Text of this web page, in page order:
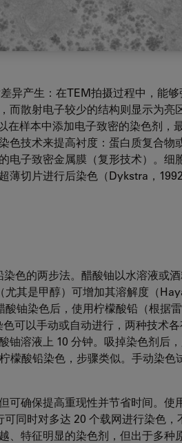
异产生：在TEM拍摄过程中，能够
而散射电子较少的结构则显示为亮
在样本中添加电子致密的染色剂，
色技术来提高衬度：蛋白质复合物
电子致密金属膜（复形技术）。细
薄切片进行后染色（Dykstra，1992
色的两步法。醋酸铀以水溶液或
其是甲醇）可增加其溶解度（
铀染色后，使用柠檬酸铅（根据雷
可以手动或自动进行，两种技术
铀溶液上 10 分钟。吸掉染色剂后
檬酸铅染色，步骤类似。手动染色
可确保提高重现性并节省时间。使
同时对多达 20 个载网进行染色，
特征明显的染色剂，但出于多种